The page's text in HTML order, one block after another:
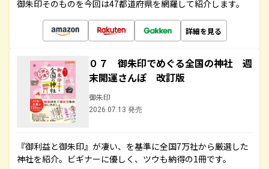
御朱印そのものを今回は47都道府県を網羅して紹介します。
詳細を見る
０７ 御朱印でめぐる全国の神社 週
末開運さんぽ 改訂版
御朱印
2026.07.13 発売
『御利益と御朱印』が凄い、を基準に全国7万社から厳選した
神社を紹介。ビギナーに優しく、ツウも納得の1冊です。